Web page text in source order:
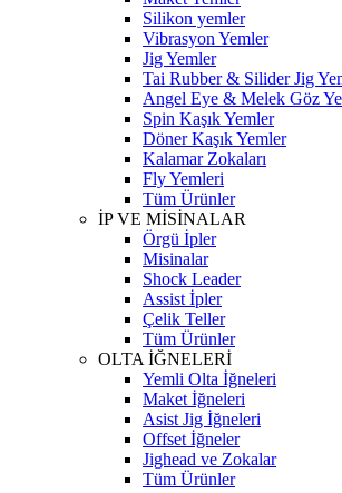
Silikon yemler
Vibrasyon Yemler
Jig Yemler
Tai Rubber & Silider Jig
Angel Eye & Melek Göz
Spin Kaşık Yemler
Döner Kaşık Yemler
Kalamar Zokaları
Fly Yemleri
Tüm Ürünler
İP VE MİSİNALAR
Örgü İpler
Misinalar
Shock Leader
Assist İpler
Çelik Teller
Tüm Ürünler
OLTA İĞNELERİ
Yemli Olta İğneleri
Maket İğneleri
Asist Jig İğneleri
Offset İğneler
Jighead ve Zokalar
Tüm Ürünler